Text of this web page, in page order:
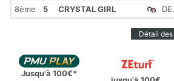
8ème
5 CRYSTAL GIRL
Détail
Jusqu'à 100€*